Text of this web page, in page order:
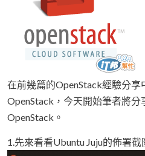
在前幾篇的OpenStack經驗分
OpenStack，今天開始筆者將分
OpenStack。
1.先來看看Ubuntu Juju的佈署截